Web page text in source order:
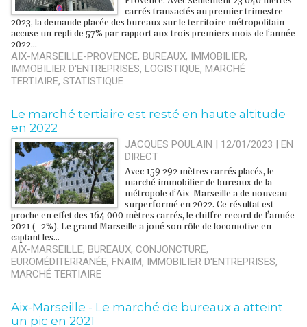
carrés transactés au premier trimestre
2023, la demande placée des bureaux sur le territoire métropolitain
accuse un repli de 57% par rapport aux trois premiers mois de l’année
2022...
AIX-MARSEILLE-PROVENCE, BUREAUX, IMMOBILIER,
IMMOBILIER D'ENTREPRISES, LOGISTIQUE, MARCHÉ
TERTIAIRE, STATISTIQUE
Le marché tertiaire est resté en haute altitude
en 2022
JACQUES POULAIN | 12/01/2023 |EN
DIRECT
Avec 159 292 mètres carrés placés, le
marché immobilier de bureaux de la
métropole d’Aix-Marseille a de nouveau
surperformé en 2022. Ce résultat est
proche en effet des 164 000 mètres carrés, le chiffre record de l’année
2021 (- 2%). Le grand Marseille a joué son rôle de locomotive en
captant les...
AIX-MARSEILLE, BUREAUX, CONJONCTURE,
EUROMÉDITERRANÉE, FNAIM, IMMOBILIER D'ENTREPRISES,
MARCHÉ TERTIAIRE
Aix-Marseille - Le marché de bureaux a atteint
un pic en 2021